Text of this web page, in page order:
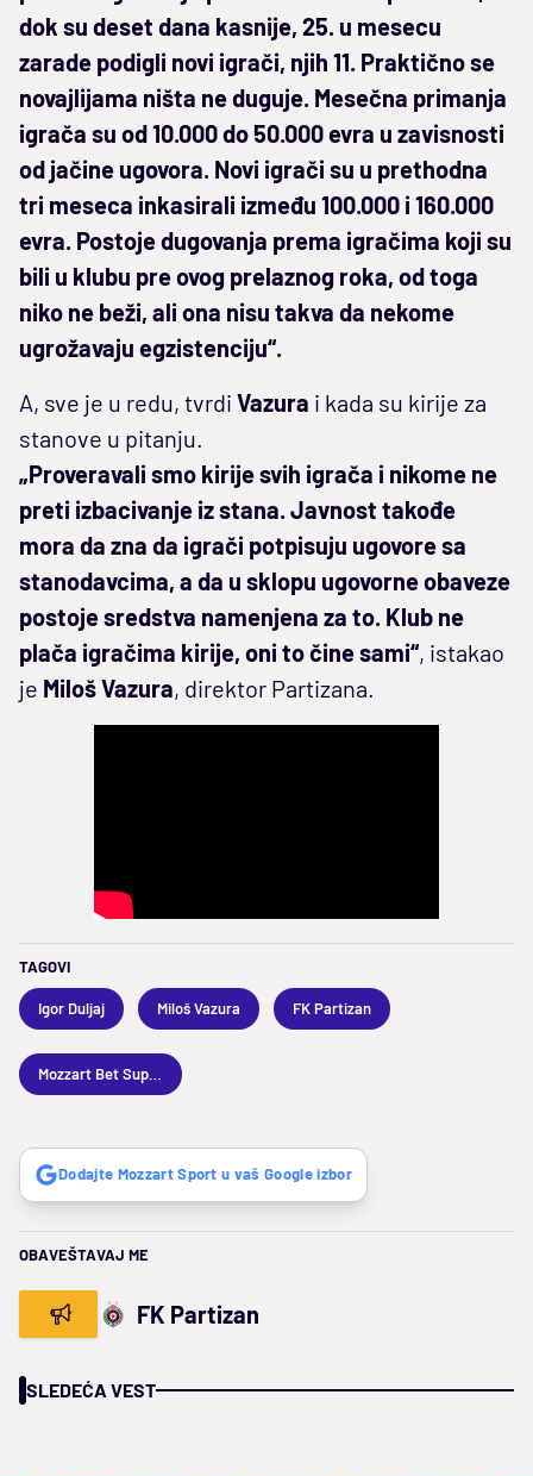
dok su deset dana kasnije, 25. u mesecu
zarade podigli novi igrači, njih 11. Praktično se
novajlijama ništa ne duguje. Mesečna primanja
igrača su od 10.000 do 50.000 evra u zavisnosti
od jačine ugovora. Novi igrači su u prethodna
tri meseca inkasirali između 100.000 i 160.000
evra. Postoje dugovanja prema igračima koji su
bili u klubu pre ovog prelaznog roka, od toga
niko ne beži, ali ona nisu takva da nekome
ugrožavaju egzistenciju“.
A, sve je u redu, tvrdi Vazura i kada su kirije za
stanove u pitanju.
„Proveravali smo kirije svih igrača i nikome ne
preti izbacivanje iz stana. Javnost takođe
mora da zna da igrači potpisuju ugovore sa
stanodavcima, a da u sklopu ugovorne obaveze
postoje sredstva namenjena za to. Klub ne
plača igračima kirije, oni to čine sami“, istakao
je Miloš Vazura, direktor Partizana.
TAGOVI
Igor Duljaj Miloš Vazura FK Partizan
Dodajte Mozzart Sport u vaš Google izbor
OBAVEŠTAVAJ ME
FK Partizan
SLEDEĆA VEST